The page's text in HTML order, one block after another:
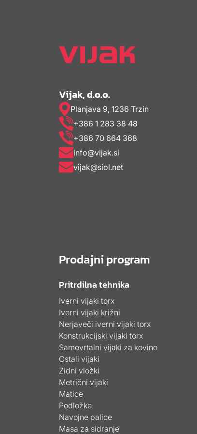
Vijak, d.o.o.
Planjava 9, 1236 Trzin
+386 1 283 38 48
+386 70 664 368
info@vijak.si
vijak@siol.net
Prodajni program
Pritrdilna tehnika
Iverni vijaki torx
Iverni vijaki križni
Nerjaveči iverni vijaki torx
Konstrukcijski vijaki torx
Samovrtalni vijaki za kovino
Ostali vijaki
Zidni vložki
Metrični vijaki
Matice
Podložke
Navojne palice
Masa za sidranje